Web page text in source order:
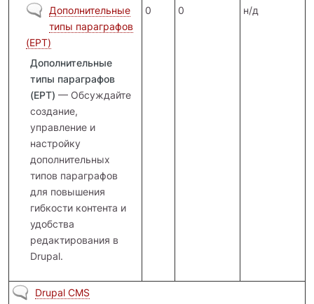
Нет новых сообщений
Дополнительные
типы параграфов
(EPT)
Дополнительные
типы параграфов
(EPT) — Обсуждайте
создание,
управление и
настройку
дополнительных
типов параграфов
для повышения
гибкости контента и
удобства
редактирования в
Drupal.
0 0 н/д
Нет новых сообщений
Drupal CMS